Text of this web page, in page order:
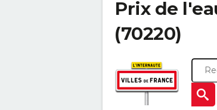
Prix de
(70220)